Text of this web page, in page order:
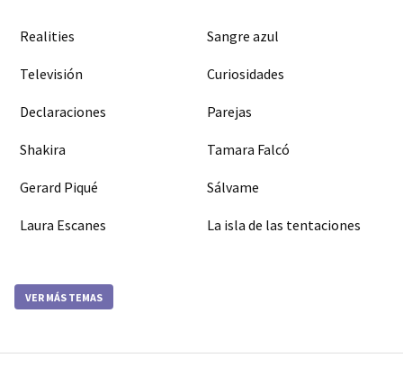
Realities Sangre azul
Televisión Curiosidades
Declaraciones Parejas
Shakira Tamara Falcó
Gerard Piqué Sálvame
Laura Escanes La isla de las tentaciones
VER MÁS TEMAS